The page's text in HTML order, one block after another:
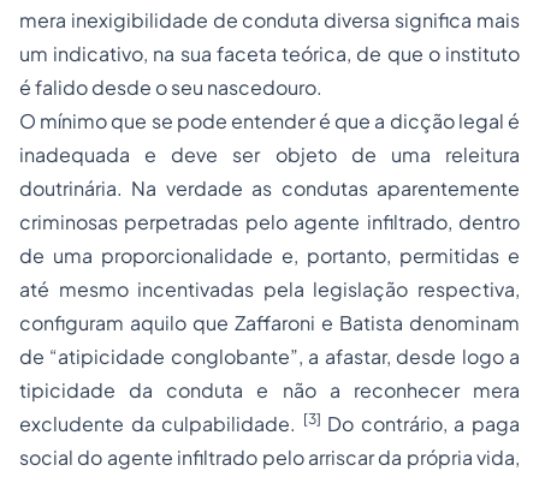
mera inexigibilidade de conduta diversa significa mais
um indicativo, na sua faceta teórica, de que o instituto
é falido desde o seu nascedouro.
O mínimo que se pode entender é que a dicção legal é
inadequada e deve ser objeto de uma releitura
doutrinária. Na verdade as condutas aparentemente
criminosas perpetradas pelo agente infiltrado, dentro
de uma proporcionalidade e, portanto, permitidas e
até mesmo incentivadas pela legislação respectiva,
configuram aquilo que Zaffaroni e Batista denominam
de “atipicidade conglobante”, a afastar, desde logo a
tipicidade da conduta e não a reconhecer mera
excludente da culpabilidade. [3] Do contrário, a paga
social do agente infiltrado pelo arriscar da própria vida,